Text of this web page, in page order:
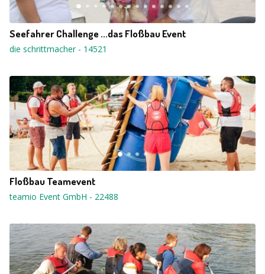
Seefahrer Challenge ...das Floßbau Event
die schrittmacher- 14521
Floßbau Teamevent
teamio Event GmbH - 22488